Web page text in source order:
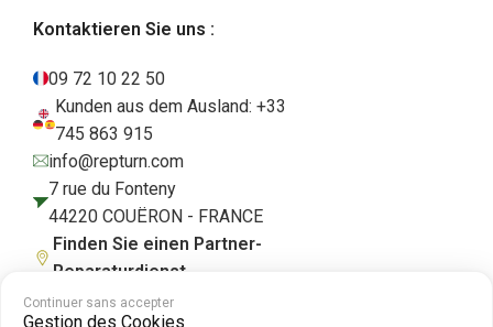
Kontaktieren Sie uns :
09 72 10 22 50
Kunden aus dem Ausland: +33
745 863 915
info@repturn.com
7 rue du Fonteny
44220 COUËRON - FRANCE
Finden Sie einen Partner-
Reparaturdienst
Continuer sans accepter
Gestion des Cookies